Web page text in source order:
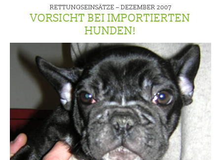
RETTUNGSEINSÄTZE – DEZEMBER 2007
VORSICHT BEI IMPORTIERTEN
HUNDEN!